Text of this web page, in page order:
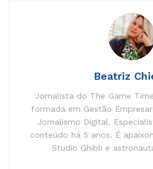
Beatriz
Jornalista do The Game
formada em Gestão
Jornalismo Digital.
conteúdo há 5 anos. É
Studio Ghibli e